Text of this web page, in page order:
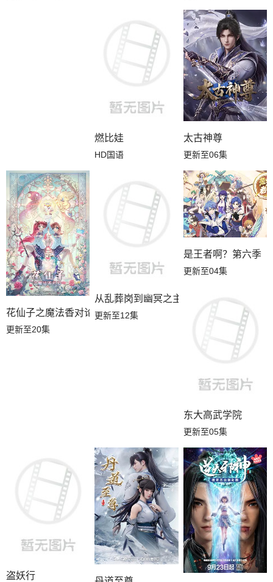
燃比娃
HD国语
太古神尊
更新至06集
花仙子之魔法香对论
更新至20集
从乱葬岗到幽冥之主
更新至12集
是王者啊？第六季
更新至04集
东大高武学院
更新至05集
盗妖行